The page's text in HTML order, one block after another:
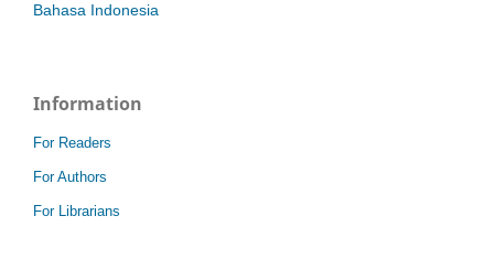
Bahasa Indonesia
Information
For Readers
For Authors
For Librarians